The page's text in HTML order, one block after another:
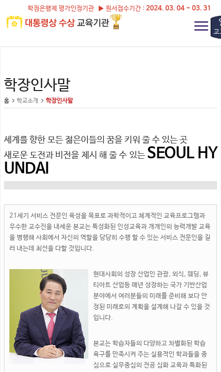
학점은행제 평가인정기관 ▶ 원서접수기간 : 2024. 03. 04 ~ 03. 31
고
학장인사말
홈 학교소개 학장인사말
세계를 향한 모든 젊은이들의 꿈을 키워 줄 수 있는 곳
새로운도전과 비전을 제시 해 줄 수 있는 SEOUL HY
UNDAI
21세기 서비스 전문인 육성을 목표로 과학적이고 체계적인 교육프로그램과
우수한 교수진을 내세운 본교는 특성화된 인성교육과 개개인의 능력개발 교육
을 병행해 사회에서 자신의 역할을 당당히 수행 할 수 있는 서비스 전문인을 길
러 내는데 최선을 다할 것입니다.
현대사회의 성장 산업인 관광, 외식, 웨딩, 뷰
티아트 산업등 매년 성장하는 국가 기반산업
분야에서 여러분들의 미래를 준비해 보다 안
정된 미래로의 계획을 설계해 나갈 수 있을 것
입니다.
본교는 학습자들의 다양하고 차별화된 학습
욕구를 만족시켜 주는 실용적인 학과들을 중
심으로 실무중심의 전공 심화 교육과 특화된